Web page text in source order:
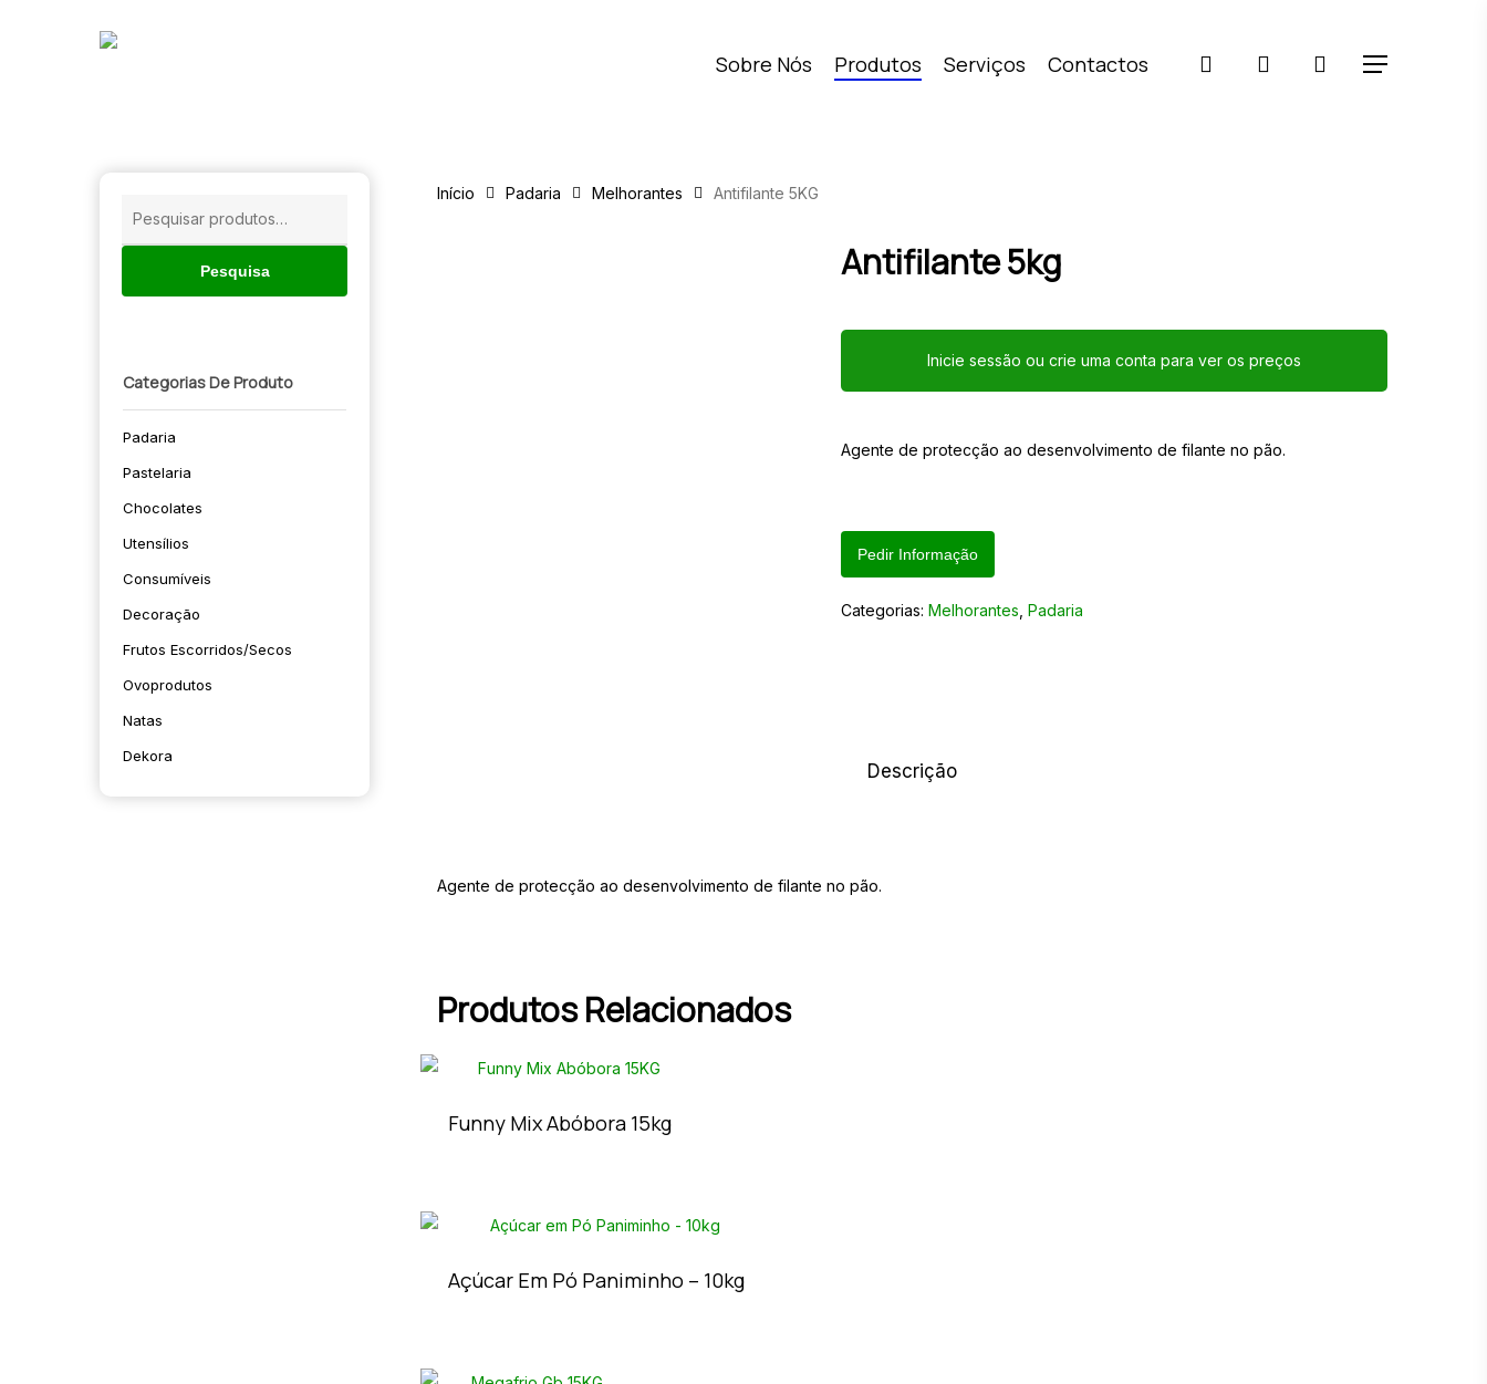
🔍
Sobre Nós Produtos Serviços Contactos pesquisaraccount Menu
Pesquisa
Categorias De Produto
Padaria
Pastelaria
Chocolates
Utensílios
Consumíveis
Decoração
Frutos Escorridos/secos
Ovoprodutos
Natas
Dekora
Início Padaria Melhorantes Antifilante 5KG
Antifilante 5kg
Inicie sessão ou crie uma conta para ver os preços
Agente de protecção ao desenvolvimento de filante no pão.
Pedir Informação
Categorias:Melhorantes ,Padaria
Descrição
Agente de protecção ao desenvolvimento de filante no pão.
Produtos Relacionados
Funny Mix Abóbora 15kg
Açúcar Em Pó Paniminho – 10kg